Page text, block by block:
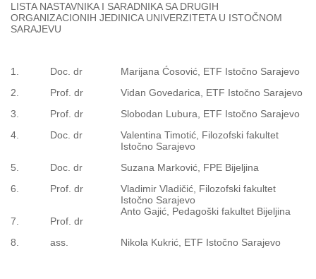
LISTA NASTAVNIKA I SARADNIKA SA DRUGIH
ORGANIZACIONIH JEDINICA UNIVERZITETA U ISTOČNOM
SARAJEVU
1. Doc. dr
Marijana Ćosović, ETF Istočno Sarajevo
2.
Prof. dr
Vidan Govedarica, ETF Istočno Sarajevo
3.
Prof. dr
Slobodan Lubura, ETF Istočno Sarajevo
4.
Doc. dr
Valentina Timotić, Filozofski fakultet
Istočno Sarajevo
5.
Doc. dr
Suzana Marković, FPE Bijeljina
6.
Prof. dr
Vladimir Vladičić, Filozofski fakultet
Istočno Sarajevo
7.
Prof. dr
Anto Gajić, Pedagoški fakultet Bijeljina
8. ass. Nikola Kukrić, ETF Istočno Sarajevo